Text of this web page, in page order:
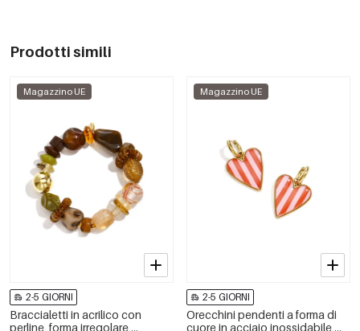
Prodotti simili
Magazzino UE
2-5 GIORNI
Braccialetti in acrilico con
perline, forma irregolare,
Magazzino UE
2-5 GIORNI
Orecchini pendenti a forma di
cuore in acciaio inossidabile,